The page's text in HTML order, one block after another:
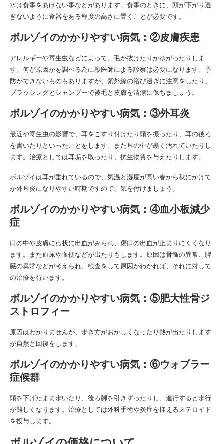
水は食事をあげない事などがあります。食事のときに、頭が下がり過
ぎないように食器をある程度の高さに置くことが必要です。
ボルゾイのかかりやすい病気：②皮膚疾患
アレルギーや寄生虫などによって、毛が抜けたりかゆがったりしま
す。何が原因かを調べる為に獣医師による診察は必要になります。予
防ができないものもありますが、紫外線の浴び過ぎに注意をしたり、
ブラッシングとシャンプーで被毛と皮膚を清潔に保ちましょう。
ボルゾイのかかりやすい病気：③外耳炎
最近や寄生虫の影響で、耳をこすり付けたり頭を振ったり、耳の後ろ
を書いたりといったことをします。また耳の中が黒く汚れていたりし
ます。治療としては耳垢を取ったり、抗生物質を与えたりします。
ボルゾイは耳が垂れているので、気温と湿度が高い春から秋にかけて
が外耳炎になりやすい時期ですので、気を付けましょう。
ボルゾイのかかりやすい病気：④血小板減少
症
口の中や皮膚に点状に出血がみられ、傷口の出血が止まりにくくなり
ます。また血尿や血便などが出たりもします。原因は骨髄の異常、脾
臓の異常などが考えられ、検査をして原因がわかれば、それに対して
の治療を行います。
ボルゾイのかかりやすい病気：⑤肥大性骨ジ
ストロフィー
原因はわかりませんが、歩き方がおかしくなったり熱が出たりします
が自然と回復をします、
ボルゾイのかかりやすい病気：⑥ウォブラー
症候群
頭を下げたまま歩いたり、後ろ脚を引きずったりし、進行すると歩行
が難しくなります。治療としては外科手術や炎症を抑えるステロイド
を投与します。